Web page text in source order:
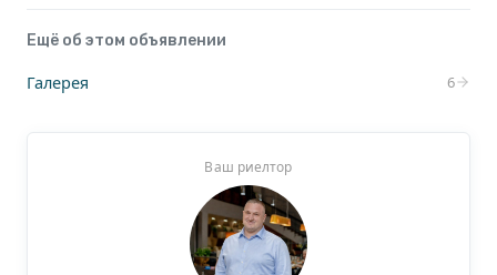
Ещё об этом объявлении
Галерея 6
Ваш риелтор